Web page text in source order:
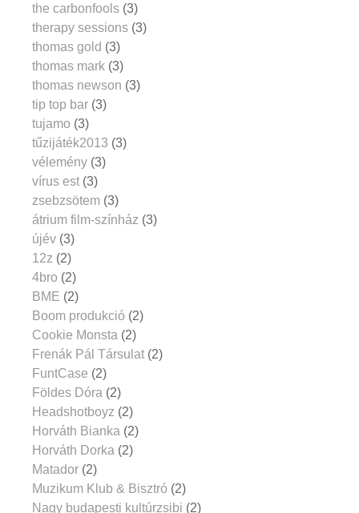
the carbonfools (3)
therapy sessions (3)
thomas gold (3)
thomas mark (3)
thomas newson (3)
tip top bar (3)
tujamo (3)
tűzijáték2013 (3)
vélemény (3)
vírus est (3)
zsebzsötem (3)
átrium film-színház (3)
újév (3)
12z (2)
4bro (2)
BME (2)
Boom produkció (2)
Cookie Monsta (2)
Frenák Pál Társulat (2)
FuntCase (2)
Földes Dóra (2)
Headshotboyz (2)
Horváth Bianka (2)
Horváth Dorka (2)
Matador (2)
Muzikum Klub & Bisztró (2)
Nagy budapesti kultúrzsibi (2)